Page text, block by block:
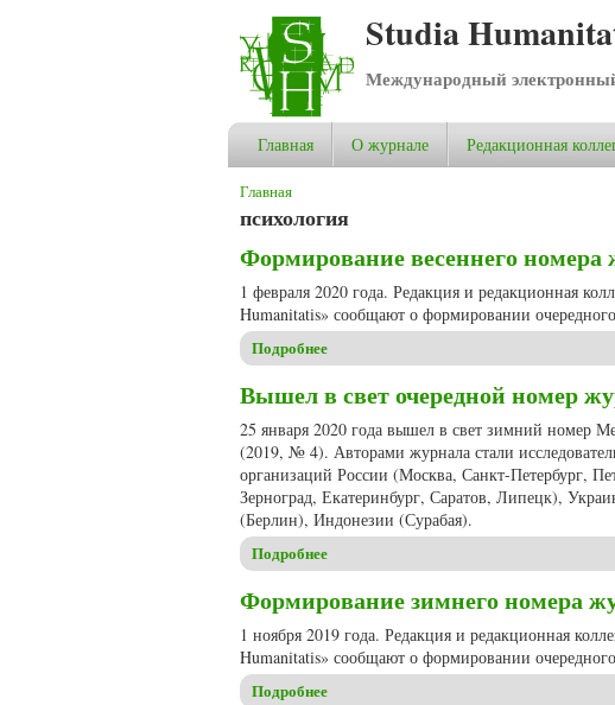
Studia
Международный
Главная О журнале Редакционная
Вы здесь
Главная
психология
Формирование весеннего
1 февраля 2020 года. Редакция и редакционная
Humanitatis» сообщают о формировании
Подробнее
Вышел в свет очередной номер
25 января 2020 года вышел в свет зимний номер
(2019, № 4). Авторами журнала стали
организаций России (Москва, Санкт-Петербург,
Зерноград, Екатеринбург, Саратов, Липецк),
(Берлин), Индонезии (Сурабая).
Подробнее
Формирование зимнего номера
1 ноября 2019 года. Редакция и редакционная
Humanitatis» сообщают о формировании
Подробнее